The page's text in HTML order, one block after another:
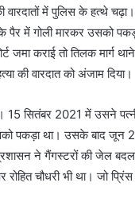
में पुलिस के हत्थे
में गोली मारकर उसको
जमा कराई तो तिलक
की वारदात को अंजाम दिया।
सितंबर 2021 में उसने
पकड़ा था। उसके बाद जून
ने गैंगस्टरों की जेल
चौधरी भी था। जो